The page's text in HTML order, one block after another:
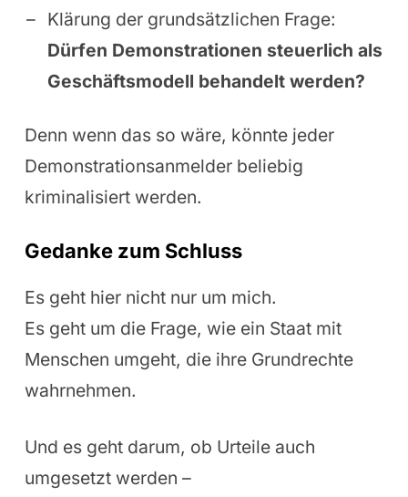
Klärung der grundsätzlichen Frage:
Dürfen Demonstrationen steuerlich als
Geschäftsmodell behandelt werden?
Denn wenn das so wäre, könnte jeder
Demonstrationsanmelder beliebig
kriminalisiert werden.
Gedanke zum Schluss
Es geht hier nicht nur um mich.
Es geht um die Frage, wie ein Staat mit
Menschen umgeht, die ihre Grundrechte
wahrnehmen.
Und es geht darum, ob Urteile auch
umgesetzt werden –